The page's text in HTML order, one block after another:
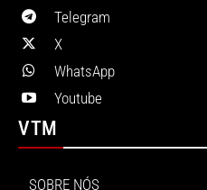
Telegram
X
WhatsApp
Youtube
VTM
SOBRE NÓS